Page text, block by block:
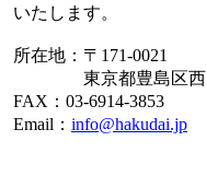
いたします。
所在地：〒171-0021
東京都豊島区西池
FAX：03-6914-3853
Email： info@hakudai.jp